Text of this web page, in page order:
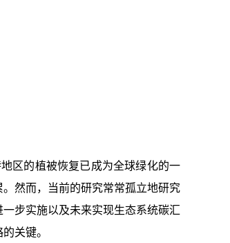
区的植被恢复已成为全球绿化的一
然而，当前的研究常常孤立地研究
步实施以及未来实现生态系统碳汇
关键。